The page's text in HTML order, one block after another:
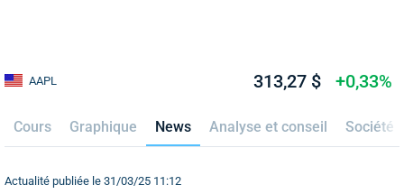
AAPL 313,27 $ +0,33%
Cours Graphique News Analyse et conseil Société
Actualité publiée le 31/03/25 11:12